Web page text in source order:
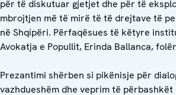
për të diskutuar gjetjet dhe për të
mbrojtjen më të mirë të të drejtave të
në Shqipëri. Përfaqësues të këtyre
Avokatja e Popullit, Erinda Ballanca,
Prezantimi shërben si pikënisje për
vazhdueshëm dhe veprim të